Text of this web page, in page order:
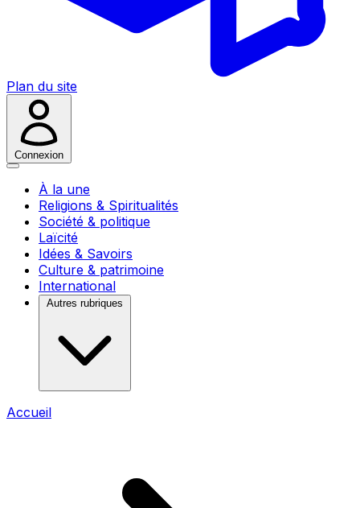
Plan du site
Connexion
À la une
Religions & Spiritualités
Société & politique
Laïcité
Idées & Savoirs
Culture & patrimoine
International
Autres rubriques
Accueil